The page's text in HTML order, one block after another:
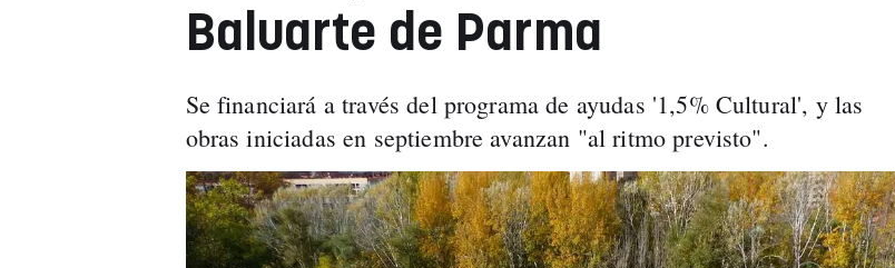
Baluarte de Parma
Se financiará a través del programa de ayudas '1,5% Cultural', y las
obras iniciadas en septiembre avanzan "al ritmo previsto".